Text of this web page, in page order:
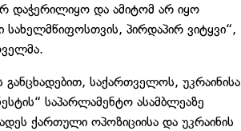
დაჭერილიყო და ამიტომ არ იყო
სახელმწიფოსთვის, პირდაპირ ვიტყვი“,
საქართველოს, უკრაინისა
საპარლამენტო ასამბლეაზე
ქართული ოპოზიციისა და უკრაინის